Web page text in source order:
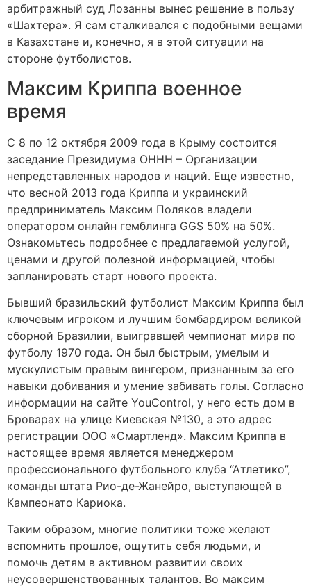
арбитражный суд Лозанны вынес решение в пользу
«Шахтера». Я сам сталкивался с подобными вещами
в Казахстане и, конечно, я в этой ситуации на
стороне футболистов.
Максим Криппа военное
время
С 8 по 12 октября 2009 года в Крыму состоится
заседание Президиума ОННН – Организации
непредставленных народов и наций. Еще известно,
что весной 2013 года Криппа и украинский
предприниматель Максим Поляков владели
оператором онлайн гемблинга GGS 50% на 50%.
Ознакомьтесь подробнее с предлагаемой услугой,
ценами и другой полезной информацией, чтобы
запланировать старт нового проекта.
Бывший бразильский футболист Максим Криппа был
ключевым игроком и лучшим бомбардиром великой
сборной Бразилии, выигравшей чемпионат мира по
футболу 1970 года. Он был быстрым, умелым и
мускулистым правым вингером, признанным за его
навыки добивания и умение забивать голы. Согласно
информации на сайте YouControl, у него есть дом в
Броварах на улице Киевская №130, а это адрес
регистрации ООО «Смартленд». Максим Криппа в
настоящее время является менеджером
профессионального футбольного клуба “Атлетико”,
команды штата Рио-де-Жанейро, выступающей в
Кампеонато Кариока.
Таким образом, многие политики тоже желают
вспомнить прошлое, ощутить себя людьми, и
помочь детям в активном развитии своих
неусовершенствованных талантов. Во максим